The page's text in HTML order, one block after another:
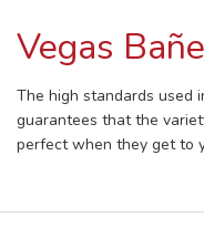
Vegas
The high standards used
guarantees that the
perfect when they get to